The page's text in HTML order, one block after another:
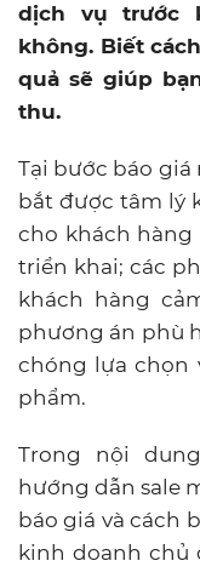
dịch vụ trước
không. Biết
quả sẽ giúp
thu.
Tại bước báo
bắt được tâm lý
cho khách hàng
triển khai; các
khách hàng
phương án phù
chóng lựa chọn
phẩm.
Trong nội
hướng dẫn sale
báo giá và cách
kinh doanh chủ